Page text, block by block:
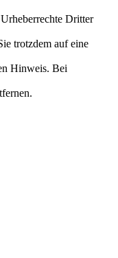
Dritter
trotzdem auf eine
Hinweis. Bei